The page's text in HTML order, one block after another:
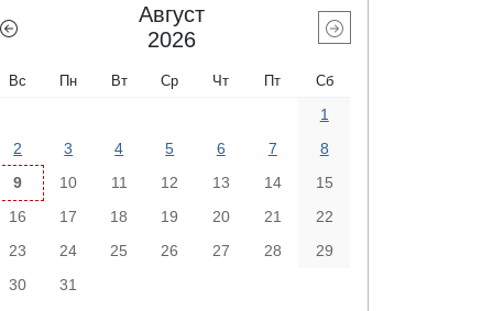
Август
2026
Вс Пн Вт Ср Чт Пт Сб
1
2
3 4 5 6 7
8
9
10 11 12 13 14
15
16
17 18 19 20 21
22
23
24 25 26 27 28
29
30
31